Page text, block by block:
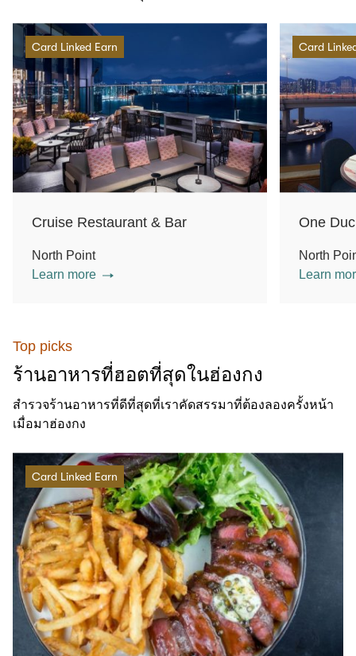
Card Linked Earn
Cruise Restaurant & Bar
North Point
Learn more
Card
One
North
Learn
Top picks
ร้านอาหารที่ฮอตที่สุดในฮ่องกง
สำรวจร้านอาหารที่ดีที่สุดที่เราคัดสรรมาที่ต้องลองครั้งหน้า
เมื่อมาฮ่องกง
Card Linked Earn